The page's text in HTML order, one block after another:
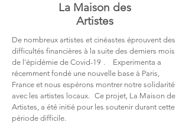
La Maison des
Artistes
De nombreux artistes et cinéastes éprouvent des
difficultés financières à la suite des derniers mois
de l'épidémie de Covid-19 .
Experimenta a
récemment fondé une nouvelle base à Paris,
France et nous espérons montrer notre solidarité
avec les artistes locaux. Ce projet, La Maison de
Artistes, a été initié pour les soutenir durant cette
période difficile.